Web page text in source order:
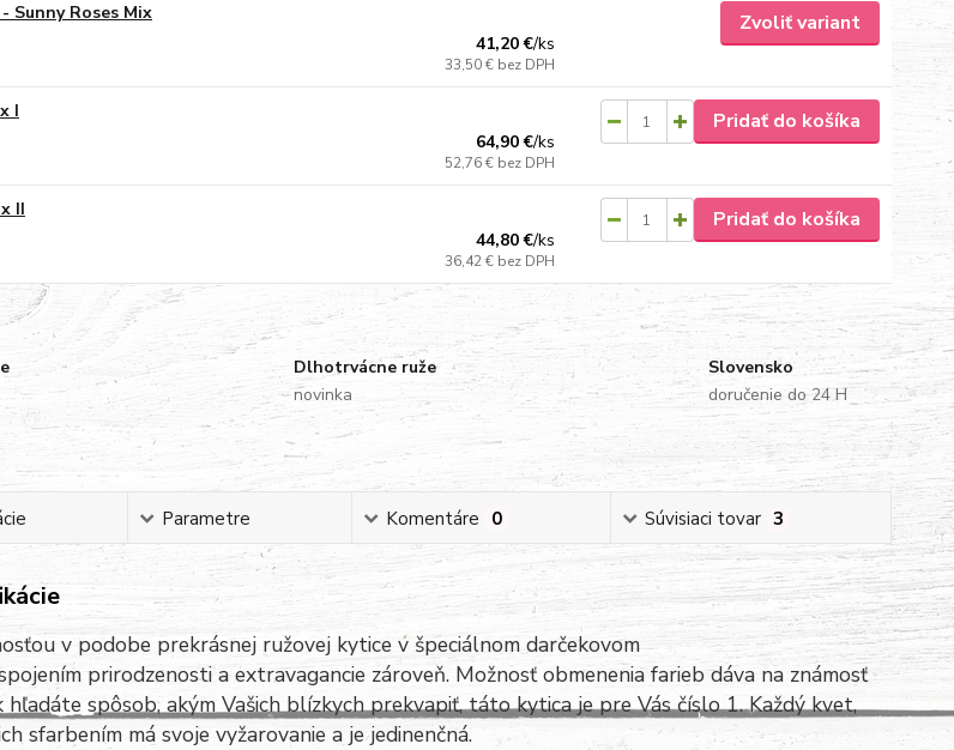
Sunny Roses Mix
41,20 €/ks
33,50 € bez DPH
Zvoliť variant
I
64,90 €/ks
52,76 € bez DPH
Pridať do košíka
II
44,80 €/ks
36,42 € bez DPH
Pridať do košíka
Dlhotrvácne ruže
novinka
Slovensko
doručenie do 24 H
Parametre Komentáre 0 Súvisiaci tovar 3
v podobe prekrásnej ružovej kytice v špeciálnom darčekovom
prirodzenosti a extravagancie zároveň. Možnosť obmenenia farieb dáva na známosť
hľadáte spôsob, akým Vašich blízkych prekvapiť, táto kytica je pre Vás číslo 1.Každý kvet,
sfarbením má svoje vyžarovanie a je jedinenčná.